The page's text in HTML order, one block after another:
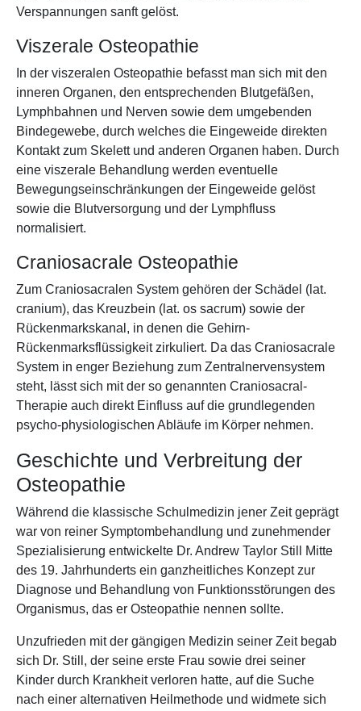
Verspannungen sanft gelöst.
Viszerale Osteopathie
In der viszeralen Osteopathie befasst man sich mit den
inneren Organen, den entsprechenden Blutgefäßen,
Lymphbahnen und Nerven sowie dem umgebenden
Bindegewebe, durch welches die Eingeweide direkten
Kontakt zum Skelett und anderen Organen haben. Durch
eine viszerale Behandlung werden eventuelle
Bewegungseinschränkungen der Eingeweide gelöst
sowie die Blutversorgung und der Lymphfluss
normalisiert.
Craniosacrale Osteopathie
Zum Craniosacralen System gehören der Schädel (lat.
cranium), das Kreuzbein (lat. os sacrum) sowie der
Rückenmarkskanal, in denen die Gehirn-
Rückenmarksflüssigkeit zirkuliert. Da das Craniosacrale
System in enger Beziehung zum Zentralnervensystem
steht, lässt sich mit der so genannten Craniosacral-
Therapie auch direkt Einfluss auf die grundlegenden
psycho-physiologischen Abläufe im Körper nehmen.
Geschichte und Verbreitung der
Osteopathie
Während die klassische Schulmedizin jener Zeit geprägt
war von reiner Symptombehandlung und zunehmender
Spezialisierung entwickelte Dr. Andrew Taylor Still Mitte
des 19. Jahrhunderts ein ganzheitliches Konzept zur
Diagnose und Behandlung von Funktionsstörungen des
Organismus, das er Osteopathie nennen sollte.
Unzufrieden mit der gängigen Medizin seiner Zeit begab
sich Dr. Still, der seine erste Frau sowie drei seiner
Kinder durch Krankheit verloren hatte, auf die Suche
nach einer alternativen Heilmethode und widmete sich